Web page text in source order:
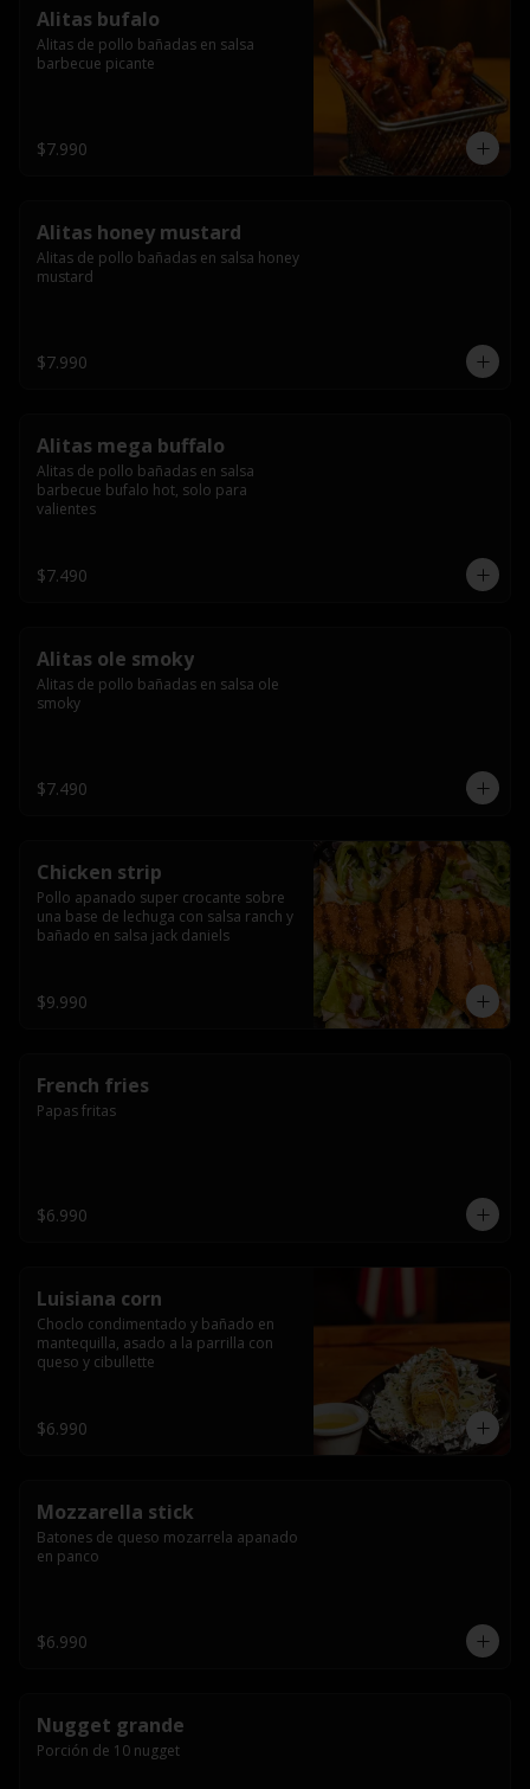
Alitas bufalo
Alitas de pollo bañadas en salsa
barbecue picante
$7.990
Alitas honey mustard
Alitas de pollo bañadas en salsa honey
mustard
$7.990
Alitas mega buffalo
Alitas de pollo bañadas en salsa
barbecue bufalo hot, solo para
valientes
$7.490
Alitas ole smoky
Alitas de pollo bañadas en salsa ole
smoky
$7.490
Chicken strip
Pollo apanado super crocante sobre
una base de lechuga con salsa ranch y
bañado en salsa jack daniels
$9.990
French fries
Papas fritas
$6.990
Luisiana corn
Choclo condimentado y bañado en
mantequilla, asado a la parrilla con
queso y cibullette
$6.990
Mozzarella stick
Batones de queso mozarrela apanado
en panco
$6.990
Nugget grande
Porción de 10 nugget